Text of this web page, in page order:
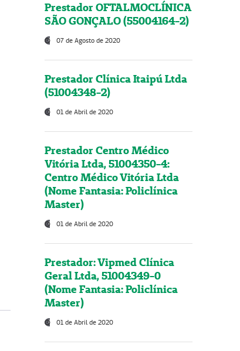
Prestador OFTALMOCLÍNICA
SÃO GONÇALO (55004164-2)
07 de Agosto de 2020
Prestador Clínica Itaipú Ltda
(51004348-2)
01 de Abril de 2020
Prestador Centro Médico
Vitória Ltda, 51004350-4:
Centro Médico Vitória Ltda
(Nome Fantasia: Policlínica
Master)
01 de Abril de 2020
Prestador: Vipmed Clínica
Geral Ltda, 51004349-0
(Nome Fantasia: Policlínica
Master)
01 de Abril de 2020